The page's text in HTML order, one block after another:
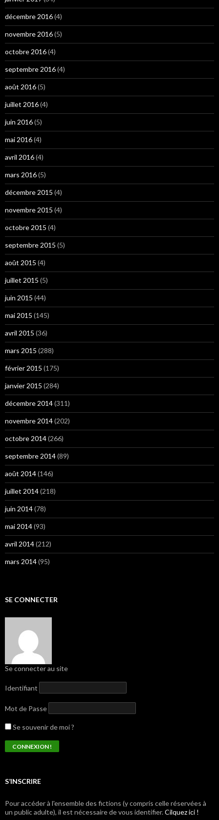
décembre 2016(4)
novembre 2016(5)
octobre 2016(4)
septembre 2016(4)
août 2016(5)
juillet 2016(4)
juin 2016(5)
mai 2016(4)
avril 2016(4)
mars 2016(5)
décembre 2015 (4)
novembre 2015 (4)
octobre 2015 (4)
septembre 2015 (5)
août 2015 (4)
juillet 2015 (5)
juin 2015 (44)
mai 2015 (145)
avril 2015 (36)
mars 2015 (288)
février 2015 (175)
janvier 2015 (284)
décembre 2014(311)
novembre 2014(202)
octobre 2014(266)
septembre 2014(89)
août 2014(146)
juillet 2014(218)
juin 2014(78)
mai 2014(93)
avril 2014(212)
mars 2014(95)
SE CONNECTER
Se connecter au site
Identifiant
Mot de Passe
Se souvenir de moi ?
S’INSCRIRE
Pour accéder à l'ensemble des fictions (y compris celle réservées à
un public adulte), il est nécessaire de vous identifier.Cilquez ici !